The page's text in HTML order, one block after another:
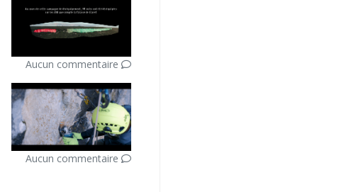
Aucun commentaire
Aucun commentaire